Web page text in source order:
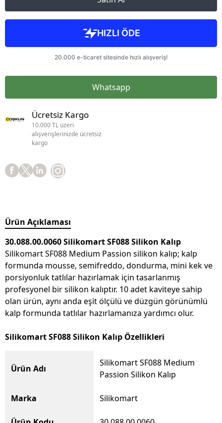
Whatsapp
Ücretsiz Kargo
10.000 TL üzeri
alışverişlerinizde ücretsiz
kargo
Ürün Açıklaması
30.088.00.0060 Silikomart SF088 Silikon Kalıp
Silikomart SF088 Medium Passion silikon kalıp; kalp
formunda mousse, semifreddo, dondurma, mini kek ve
porsiyonluk tatlılar hazırlamak için tasarlanmış
profesyonel bir silikon kalıptır. 10 adet kaviteye sahip
olan ürün, aynı anda eşit ölçülü ve düzgün görünümlü
kalp formunda tatlılar hazırlamanıza yardımcı olur.
Silikomart SF088 Silikon Kalıp Özellikleri
Ürün Adı
Silikomart SF088 Medium
Passion Silikon Kalıp
Marka Silikomart